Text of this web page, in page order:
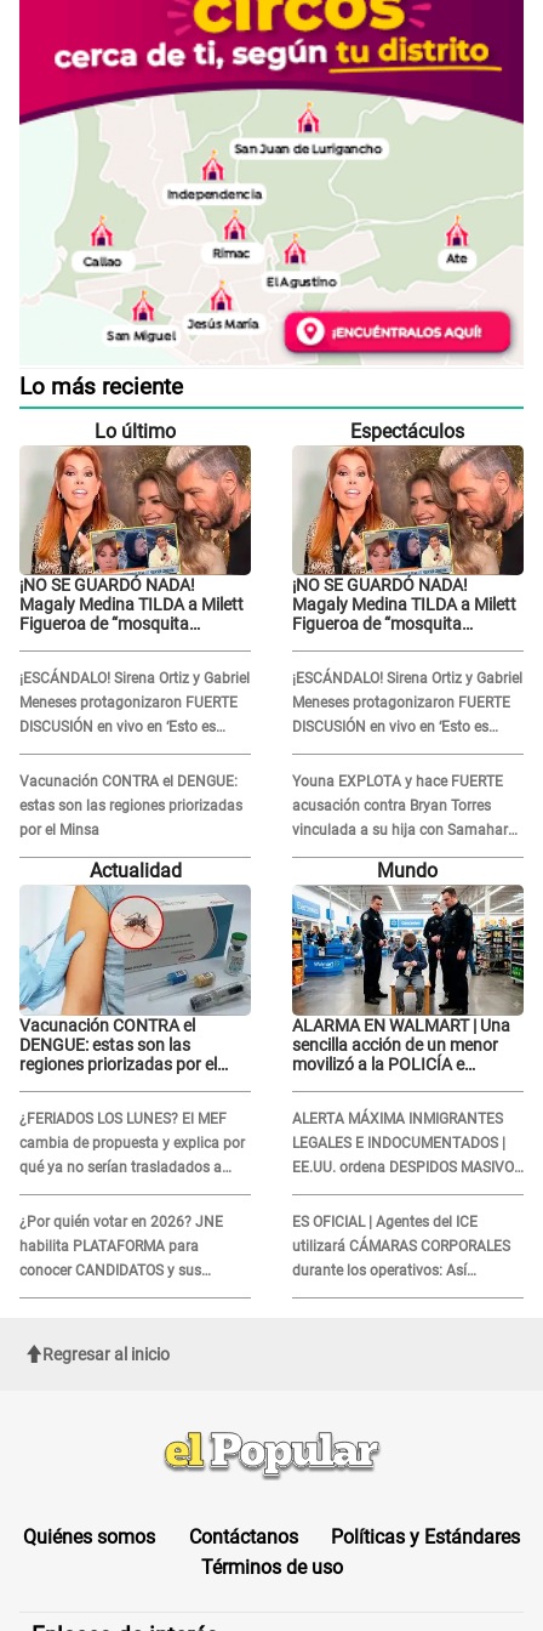
Lo más reciente
Lo último
¡NO SE GUARDÓ NADA!
Magaly Medina TILDA a Milett
Figueroa de “mosquita
RECONCILIACIÓN con
Marcelo Tinelli en TV argentina
¡ESCÁNDALO! Sirena Ortiz y Gabriel
Meneses protagonizaron FUERTE
DISCUSIÓN en vivo en ‘Esto es
Guerra’: “Ya no quiero...”
Vacunación CONTRA el DENGUE:
estas son las regiones priorizadas
por el Minsa
Espectáculos
¡NO SE GUARDÓ NADA!
Magaly Medina TILDA a Milett
Figueroa de “mosquita
RECONCILIACIÓN con
Marcelo Tinelli en TV argentina
¡ESCÁNDALO! Sirena Ortiz y Gabriel
Meneses protagonizaron FUERTE
DISCUSIÓN en vivo en ‘Esto es
Guerra’: “Ya no quiero...”
Youna EXPLOTA y hace FUERTE
acusación contra Bryan Torres
vinculada a su hija con Samahara
Lobatón: "Le volvió a..."
Actualidad
Vacunación CONTRA el
DENGUE: estas son las
regiones priorizadas por el
¿FERIADOS LOS LUNES? El MEF
cambia de propuesta y explica por
qué ya no serían trasladados a
viernes
¿Por quién votar en 2026? JNE
habilita PLATAFORMA para
conocer CANDIDATOS y sus
propuestas
Mundo
ALARMA EN WALMART | Una
sencilla acción de un menor
movilizó a la POLICÍA e
ALERTA MÁXIMA INMIGRANTES
LEGALES E INDOCUMENTADOS |
EE.UU. ordena DESPIDOS MASIVOS
y DEPORTACIONES a estos
extranjeros
ES OFICIAL | Agentes del ICE
utilizará CÁMARAS CORPORALES
durante los operativos: Así
afectará a inmigrantes
Regresar al inicio
Quiénes somos Contáctanos
Políticas y Estándares
Términos de uso